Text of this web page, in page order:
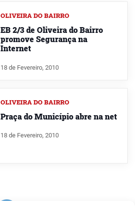
OLIVEIRA DO BAIRRO
EB 2/3 de Oliveira do Bairro
promove Segurança na
Internet
18 de Fevereiro, 2010
OLIVEIRA DO BAIRRO
Praça do Município abre na net
18 de Fevereiro, 2010